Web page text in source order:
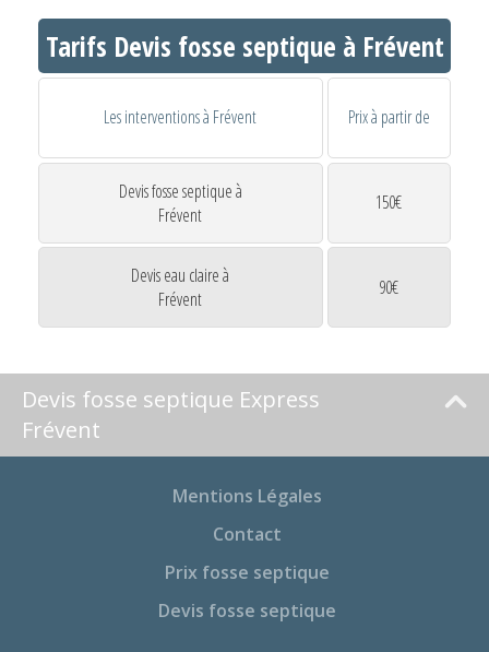
Tarifs Devis fosse septique à Frévent
Les interventions à Frévent Prix à partir de
Devis fosse septique à
Frévent
150€
Devis eau claire à
Frévent
90€
Devis fosse septique Express
Frévent
Mentions Légales
Contact
Prix fosse septique
Devis fosse septique